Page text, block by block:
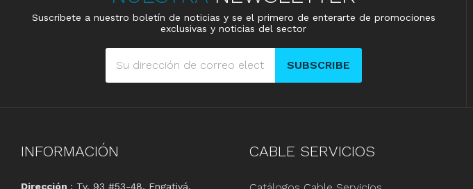
Suscribete a nuestro boletín de noticias y se el primero de enterarte de promociones
exclusivas y noticias del sector
SUBSCRIBE
INFORMACIÓN
Dirección : Tv. 93 #53-48, Engativá,
CABLE SERVICIOS